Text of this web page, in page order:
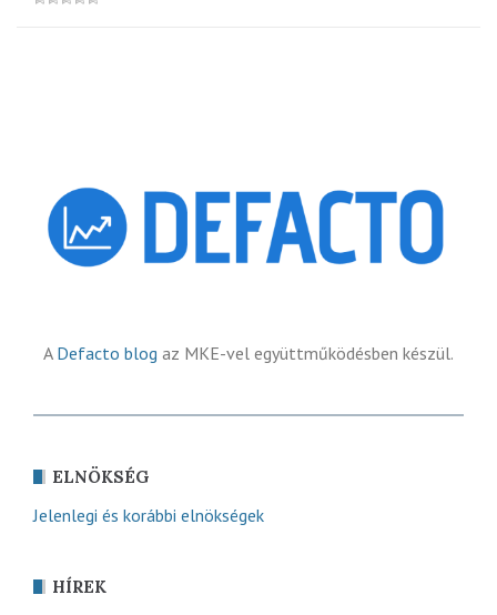
A Defacto blog az MKE-vel együttműködésben készül.
ELNÖKSÉG
Jelenlegi és korábbi elnökségek
HÍREK